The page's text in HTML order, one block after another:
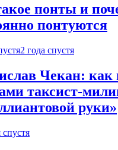
понты и
понтуются
2 года спустя
Чекан: как
таксист-
руки»
спустя